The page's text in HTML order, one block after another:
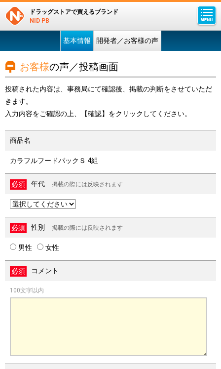
ドラッグストアで買えるブランド
NID PB
基本情報 開発者／お客様の声
お客様の声／投稿画面
投稿された内容は、事務局にて確認後、掲載の判断をさせていただ
きます。
入力内容をご確認の上、【確認】をクリックしてください。
商品名
カラフルフードパックＳ 4組
年代 掲載の際には反映されます
性別 掲載の際には反映されます
男性 女性
コメント
100文字以内